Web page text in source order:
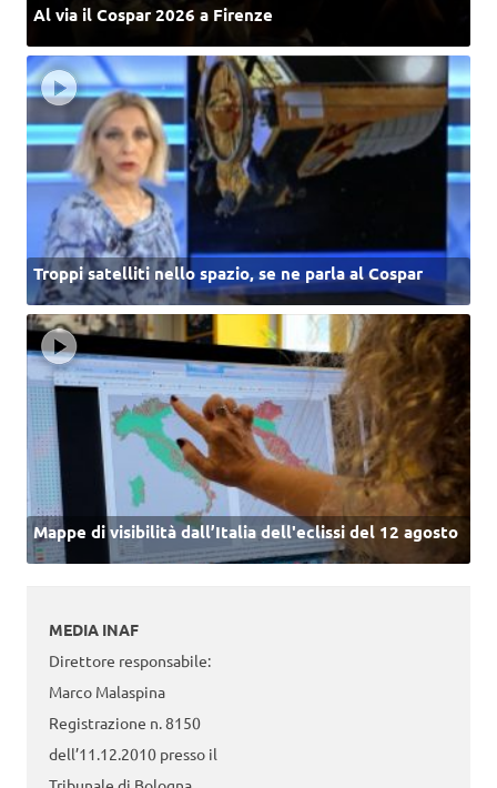
Al via il Cospar 2026 a Firenze
Troppi satelliti nello spazio, se ne parla al Cospar
Mappe di visibilità dall’Italia dell'eclissi del 12 agosto
MEDIA INAF
Direttore responsabile:
Marco Malaspina
Registrazione n. 8150
dell’11.12.2010 presso il